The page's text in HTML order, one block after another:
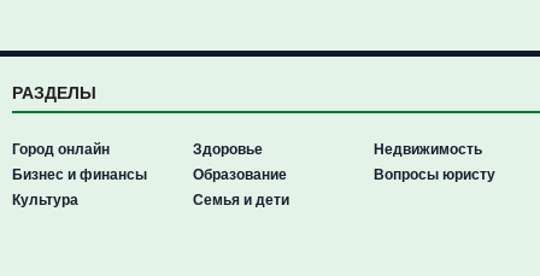
РАЗДЕЛЫ
Город онлайн
Бизнес и финансы
Культура
Здоровье
Образование
Семья и дети
Недвижимость
Вопросы юристу